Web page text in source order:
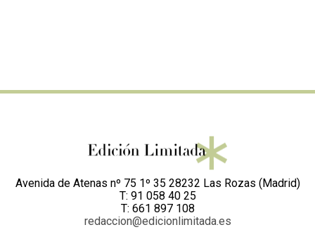
Avenida de Atenas nº 75 1º 35 28232 Las Rozas (Madrid)
T: 91 058 40 25
T: 661 897 108
redaccion@edicionlimitada.es